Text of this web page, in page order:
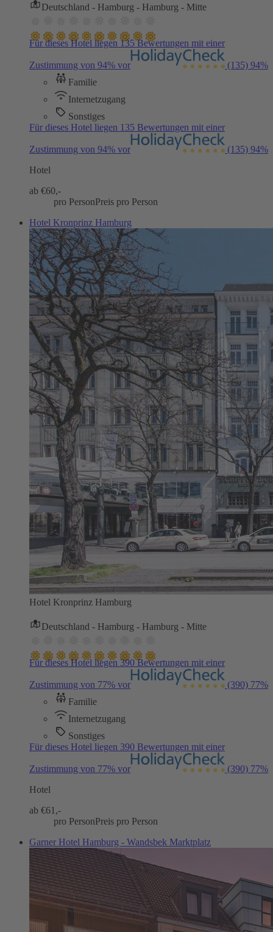
Deutschland - Hamburg - Hamburg - Mitte
Für dieses Hotel liegen 135 Bewertungen mit einer
Zustimmung von 94% vor (135) 94%
Familie
Internetzugang
Sonstiges
Für dieses Hotel liegen 135 Bewertungen mit einer
Zustimmung von 94% vor (135) 94%
Hotel
ab €60,-
pro PersonPreis pro Person
Hotel Kronprinz Hamburg
Hotel Kronprinz Hamburg
Deutschland - Hamburg - Hamburg - Mitte
Für dieses Hotel liegen 390 Bewertungen mit einer
Zustimmung von 77% vor (390) 77%
Familie
Internetzugang
Sonstiges
Für dieses Hotel liegen 390 Bewertungen mit einer
Zustimmung von 77% vor (390) 77%
Hotel
ab €61,-
pro PersonPreis pro Person
Garner Hotel Hamburg - Wandsbek Marktplatz